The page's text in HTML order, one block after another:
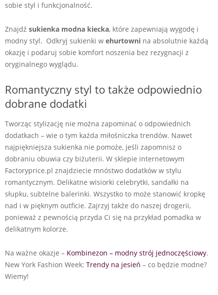
sobie styl i funkcjonalność.
Znajdź sukienka modna kiecka, które zapewniają wygodę i
modny styl. Odkryj sukienki w ehurtowni na absolutnie każdą
okazję i podaruj sobie komfort noszenia bez rezygnacji z
oryginalnego wyglądu.
Romantyczny styl to także odpowiednio
dobrane dodatki
Tworząc stylizację nie można zapominać o odpowiednich
dodatkach – wie o tym każda miłośniczka trendów. Nawet
najpiękniejsza sukienka nie pomoże, jeśli zapomnisz o
dobraniu obuwia czy biżuterii. W sklepie internetowym
Factoryprice.pl znajdziecie mnóstwo dodatków w stylu
romantycznym. Delikatne wisiorki celebrytki, sandałki na
słupku, subtelne balerinki. Wszystko to może stanowić kropkę
nad i w pięknym outficie. Zajrzyj także do naszej drogerii,
ponieważ z pewnością przyda Ci się na przykład pomadka w
delikatnym kolorze.
Na ważne okazje – Kombinezon – modny strój jednoczęściowy.
New York Fashion Week: Trendy na jesień – co będzie modne?
Wiemy!